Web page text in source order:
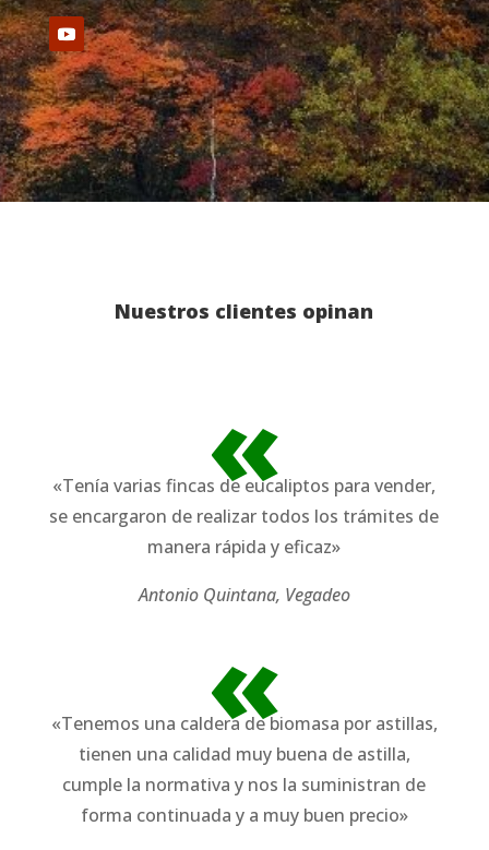
Nuestros clientes opinan
«
«Tenía varias fincas de eucaliptos para vender,
se encargaron de realizar todos los trámites de
manera rápida y eficaz»
Antonio Quintana, Vegadeo
«
«Tenemos una caldera de biomasa por astillas,
tienen una calidad muy buena de astilla,
cumple la normativa y nos la suministran de
forma continuada y a muy buen precio»